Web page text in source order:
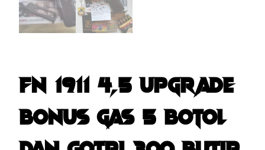
FN 1911 4,5 UPGRADE
BONUS GAS 5 BOTOL